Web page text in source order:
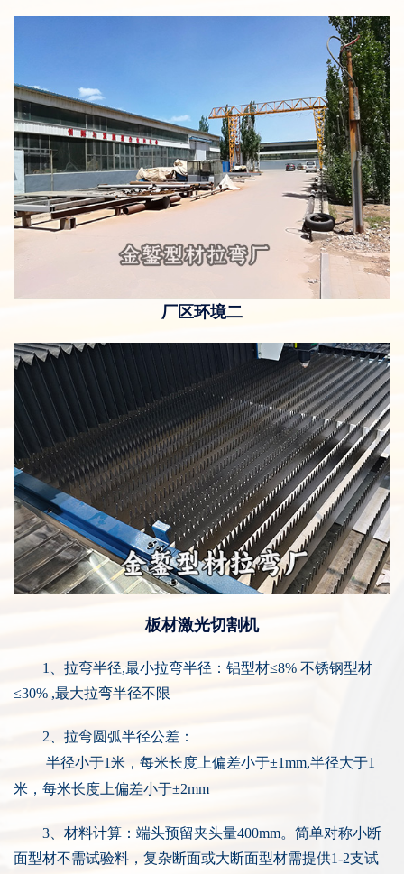
厂区环境二
板材激光切割机
1 、拉弯半径,最小拉弯半径：铝型材≤8% 不锈钢型材
≤30% ,最大拉弯半径不限
2、拉弯圆弧半径公差：
半径小于1米 ，每米长度上偏差小于±1mm,半径大于1
米 ，每米长度上偏差小于±2mm
3、材料计算：端头预留夹头量400mm。简单对称小断
面型材不需试验料，复杂断面或大断面型材需提供1-2支试